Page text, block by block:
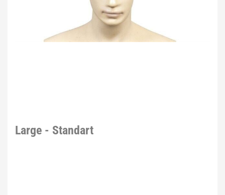
Large - Standart